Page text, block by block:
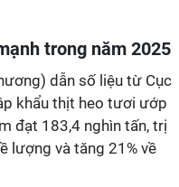
trong năm 2025
dẫn số liệu từ Cục
khẩu thịt heo tươi ướp
đạt 183,4 nghìn tấn, trị
lượng và tăng 21% về